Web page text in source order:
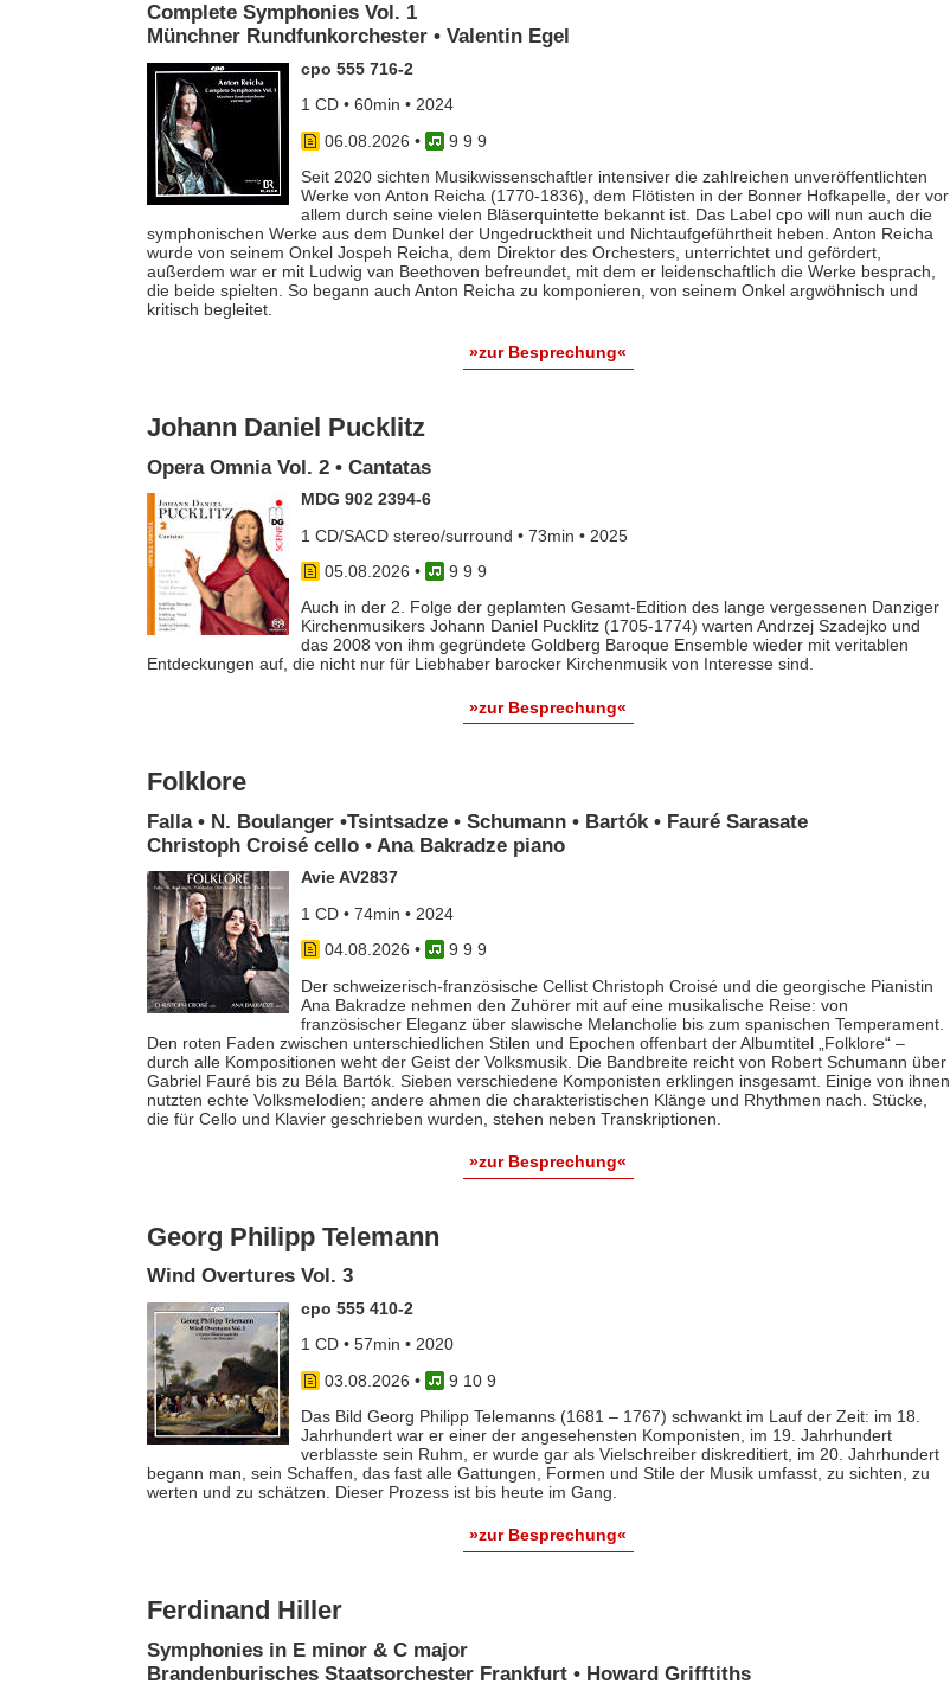
Complete Symphonies Vol. 1
Münchner Rundfunkorchester • Valentin Egel
cpo 555 716-2
1 CD • 60min • 2024
06.08.2026 •
9 9 9
Seit 2020 sichten Musikwissenschaftler intensiver die zahlreichen unveröffentlichten
Werke von Anton Reicha (1770-1836), dem Flötisten in der Bonner Hofkapelle, der vor
allem durch seine vielen Bläserquintette bekannt ist. Das Label cpo will nun auch die
symphonischen Werke aus dem Dunkel der Ungedrucktheit und Nichtaufgeführtheit heben. Anton Reicha
wurde von seinem Onkel Jospeh Reicha, dem Direktor des Orchesters, unterrichtet und gefördert,
außerdem war er mit Ludwig van Beethoven befreundet, mit dem er leidenschaftlich die Werke besprach,
die beide spielten. So begann auch Anton Reicha zu komponieren, von seinem Onkel argwöhnisch und
kritisch begleitet.
»zur Besprechung«
Johann Daniel Pucklitz
Opera Omnia Vol. 2 • Cantatas
MDG 902 2394-6
1 CD/SACD stereo/surround • 73min • 2025
05.08.2026 •
9 9 9
Auch in der 2. Folge der geplamten Gesamt-Edition des lange vergessenen Danziger
Kirchenmusikers Johann Daniel Pucklitz (1705-1774) warten Andrzej Szadejko und
das 2008 von ihm gegründete Goldberg Baroque Ensemble wieder mit veritablen
Entdeckungen auf, die nicht nur für Liebhaber barocker Kirchenmusik von Interesse sind.
»zur Besprechung«
Folklore
Falla • N. Boulanger •Tsintsadze • Schumann • Bartók • Fauré Sarasate
Christoph Croisé cello • Ana Bakradze piano
Avie AV2837
1 CD • 74min • 2024
04.08.2026 •
9 9 9
Der schweizerisch-französische Cellist Christoph Croisé und die georgische Pianistin
Ana Bakradze nehmen den Zuhörer mit auf eine musikalische Reise: von
französischer Eleganz über slawische Melancholie bis zum spanischen Temperament.
Den roten Faden zwischen unterschiedlichen Stilen und Epochen offenbart der Albumtitel „Folklore“ –
durch alle Kompositionen weht der Geist der Volksmusik. Die Bandbreite reicht von Robert Schumann über
Gabriel Fauré bis zu Béla Bartók. Sieben verschiedene Komponisten erklingen insgesamt. Einige von ihnen
nutzten echte Volksmelodien; andere ahmen die charakteristischen Klänge und Rhythmen nach. Stücke,
die für Cello und Klavier geschrieben wurden, stehen neben Transkriptionen.
»zur Besprechung«
Georg Philipp Telemann
Wind Overtures Vol. 3
cpo 555 410-2
1 CD • 57min • 2020
03.08.2026 •
9 10 9
Das Bild Georg Philipp Telemanns (1681 – 1767) schwankt im Lauf der Zeit: im 18.
Jahrhundert war er einer der angesehensten Komponisten, im 19. Jahrhundert
verblasste sein Ruhm, er wurde gar als Vielschreiber diskreditiert, im 20. Jahrhundert
begann man, sein Schaffen, das fast alle Gattungen, Formen und Stile der Musik umfasst, zu sichten, zu
werten und zu schätzen. Dieser Prozess ist bis heute im Gang.
»zur Besprechung«
Ferdinand Hiller
Symphonies in E minor & C major
Brandenburisches Staatsorchester Frankfurt • Howard Grifftiths